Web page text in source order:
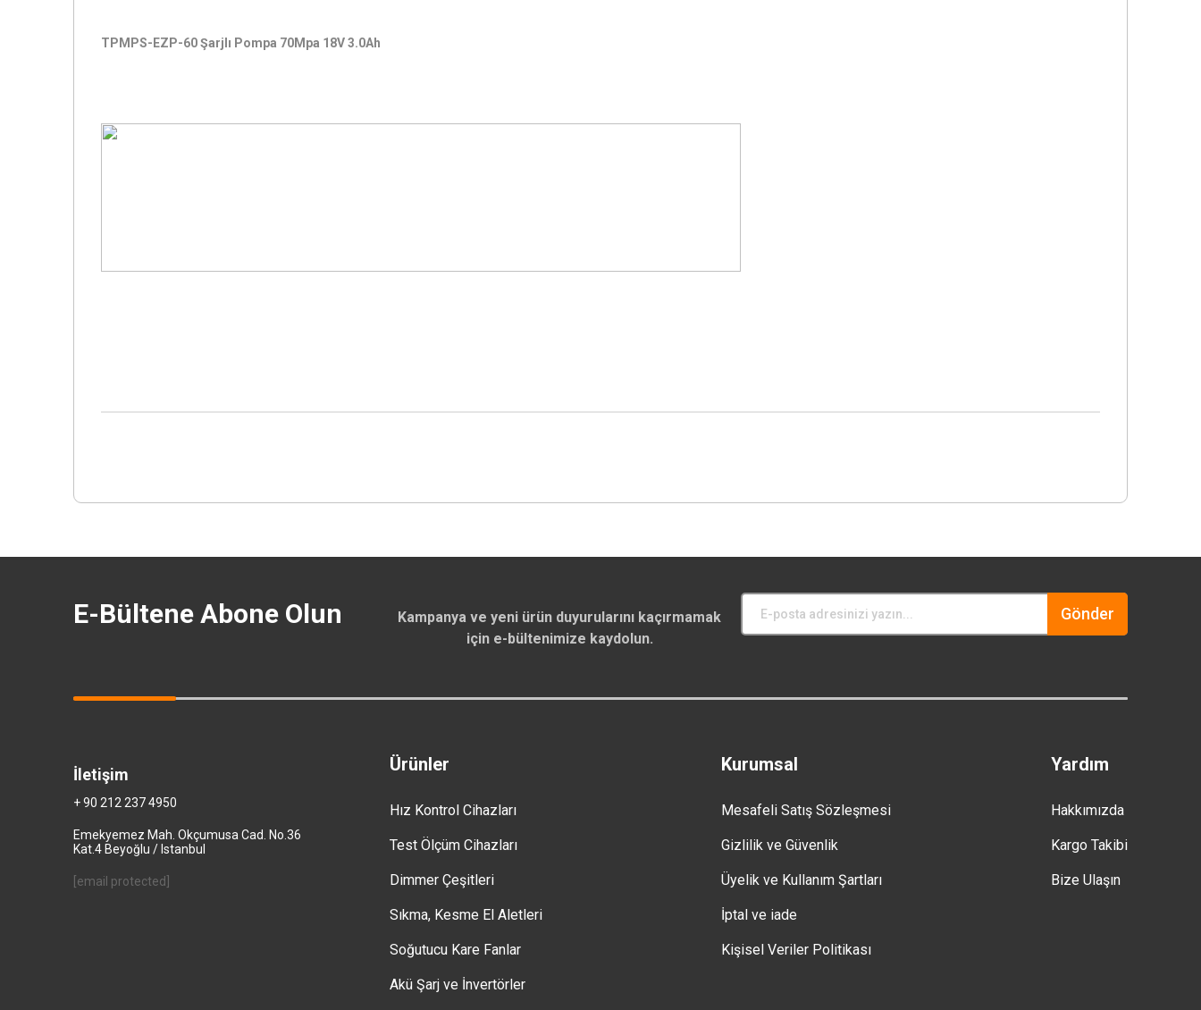
TPMPS-EZP-60 Şarjlı Pompa 70Mpa 18V 3.0Ah
E-Bültene Abone Olun
Kampanya ve yeni ürün duyurularını kaçırmamak
için e-bültenimize kaydolun.
Gönder
Ürünler
Hız Kontrol Cihazları
Test Ölçüm Cihazları
Dimmer Çeşitleri
Sıkma, Kesme El Aletleri
Soğutucu Kare Fanlar
Akü Şarj ve İnvertörler
Kurumsal
Mesafeli Satış Sözleşmesi
Gizlilik ve Güvenlik
Üyelik ve Kullanım Şartları
İptal ve iade
Kişisel Veriler Politikası
Yardım
Hakkımızda
Kargo Takibi
Bize Ulaşın
İletişim
+ 90 212 237 4950
Emekyemez Mah. Okçumusa Cad. No.36
Kat.4 Beyoğlu / Istanbul
[email protected]